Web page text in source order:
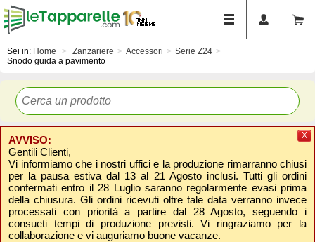
Sei in: Home Zanzariere Accessori
Serie Z24
Snodo guida a pavimento
AVVISO:
Gentili Clienti,
Vi informiamo che i nostri uffici e la produzione rimarranno chiusi
per la pausa estiva dal 13 al 21 Agosto inclusi. Tutti gli ordini
confermati entro il 28 Luglio saranno regolarmente evasi prima
della chiusura. Gli ordini ricevuti oltre tale data verranno invece
processati con priorità a partire dal 28 Agosto, seguendo i
consueti tempi di produzione previsti. Vi ringraziamo per la
collaborazione e vi auguriamo buone vacanze.
X